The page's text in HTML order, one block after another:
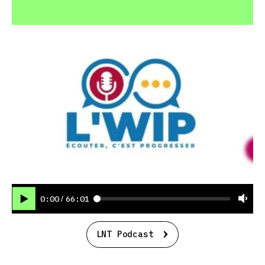
0:00 / 66:01
LNT Podcast